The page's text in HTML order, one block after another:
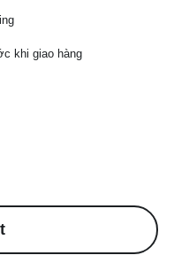
khi giao hàng